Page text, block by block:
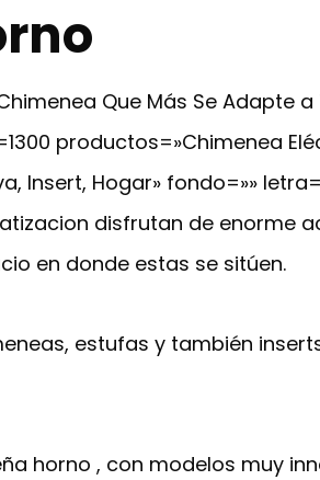
Que Más Se Adapte
productos=»Chimenea
Insert, Hogar» fondo=»»
disfrutan de enorme
en donde estas se sitúen.
estufas y también
horno , con modelos muy